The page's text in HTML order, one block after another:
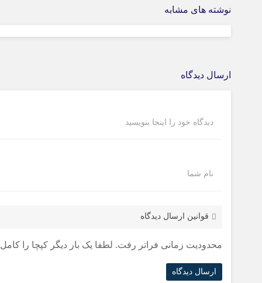
نوشته های مشابه
ارسال دیدگاه
دیدگاه خود را اینجا بنویسید
نام شما
قوانین ارسال دیدگاه
محدودیت زمانی فراتر رفت. لطفا یک بار دیگر کپچا را کامل